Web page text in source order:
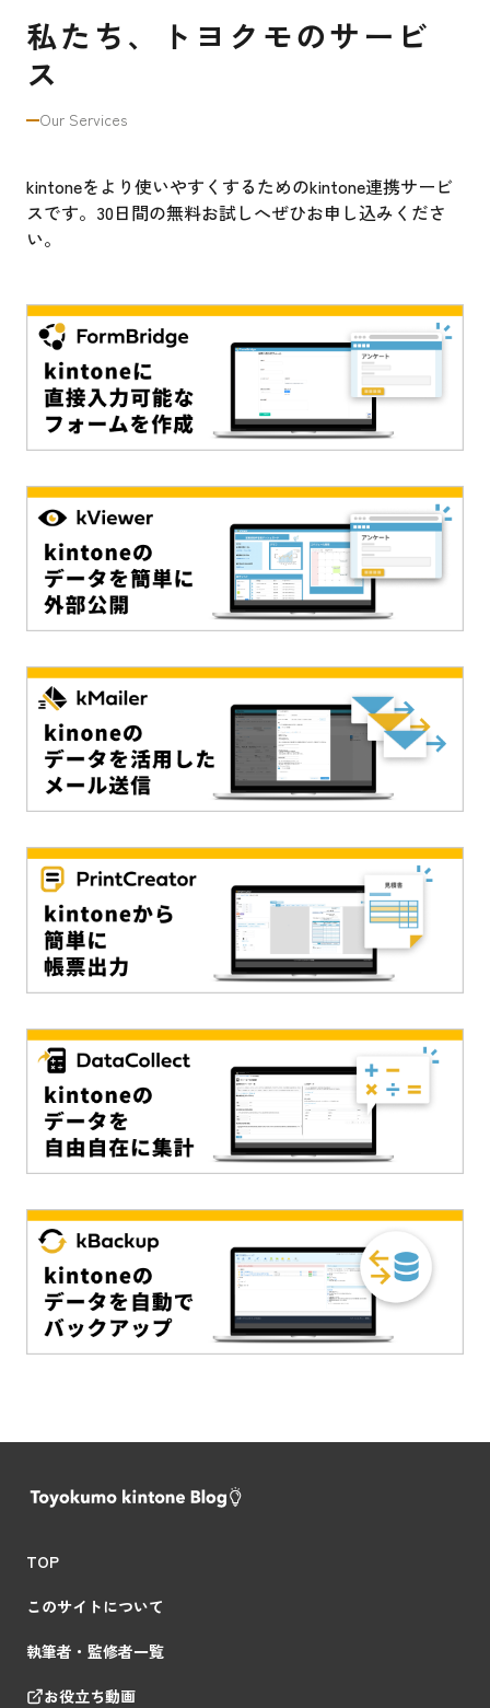
私たち、トヨクモのサービ
ス
Our Services
kintoneをより使いやすくするためのkintone連携サービ
スです。30日間の無料お試しへぜひお申し込みくださ
い。
TOP
このサイトについて
執筆者・監修者一覧
お役立ち動画